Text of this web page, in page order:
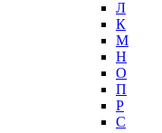
Л
К
М
Н
О
П
Р
С